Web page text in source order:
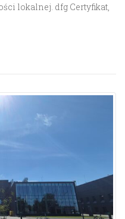
lokalnej. dfg Certyfikat,